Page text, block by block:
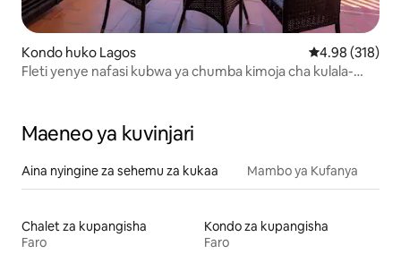
Kondo huko Lagos Ukadiriaji wa
4.98 (318)
Fleti yenye nafasi kubwa ya chumba kimoja cha kulala-
Maeneo ya kuvinjari
Aina nyingine za sehemu za kukaa Mambo ya Kufanya
Chalet za kupangisha
Faro
Kondo za kupangisha
Faro